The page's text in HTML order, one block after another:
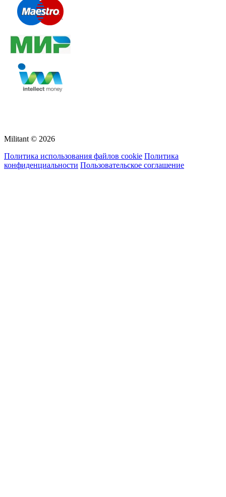
Militant © 2026
Политика использования файлов cookie Политика
конфиденциальности Пользовательское соглашение